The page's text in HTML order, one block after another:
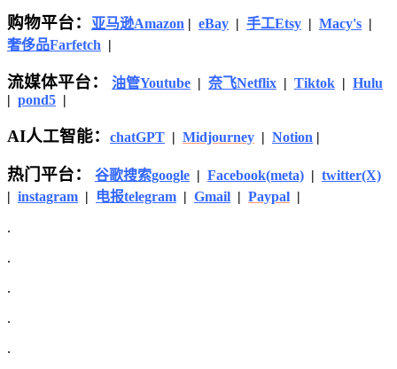
购物平台： 亚马逊Amazon | eBay | 手工Etsy | Macy's |
奢侈品Farfetch |
流媒体平台： 油管Youtube | 奈飞Netflix | Tiktok | Hulu
| pond5 |
AI人工智能： chatGPT | Midjourney | Notion |
热门平台： 谷歌搜索google | Facebook(meta) | twitter(X)
| instagram | 电报telegram | Gmail | Paypal |
.
.
.
.
.